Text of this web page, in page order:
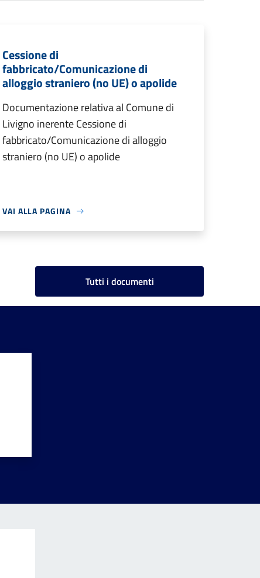
Cessione di
fabbricato/Comunicazione di
alloggio straniero (no UE) o apolide
Documentazione relativa al Comune di
Livigno inerente Cessione di
fabbricato/Comunicazione di alloggio
straniero (no UE) o apolide
VAI ALLA PAGINA
Tutti i documenti